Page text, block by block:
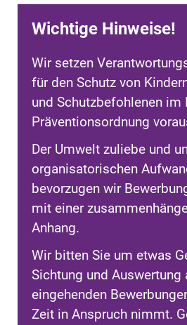
Wichtige Hinweise!
Wir setzen
für den Schutz von
und Schutzbefohlenen im
Präventionsordnung
Der Umwelt zuliebe und
organisatorischen
bevorzugen wir
mit einer
Anhang.
Wir bitten Sie um etwas
Sichtung und Auswertung
eingehenden
Zeit in Anspruch nimmt.